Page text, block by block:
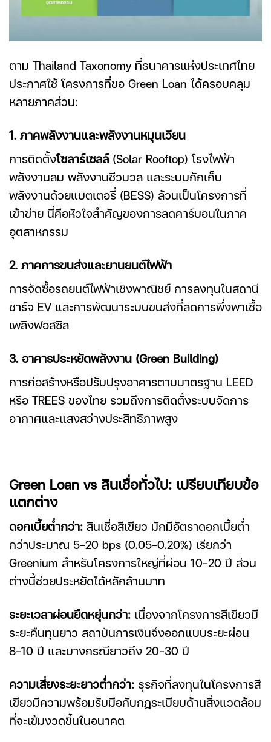
ตาม Thailand Taxonomy ที่ธนาคารแห่งประเทศไทย
ประกาศใช้ โครงการที่ขอ Green Loan ได้ครอบคลุม
หลายภาคส่วน:
1. ภาคพลังงานและพลังงานหมุนเวียน
การติดตั้งโซลาร์เซลล์(Solar Rooftop) โรงไฟฟ้า
พลังงานลม พลังงานชีวมวล และระบบกักเก็บ
พลังงานด้วยแบตเตอรี่ (BESS) ล้วนเป็นโครงการที่
เข้าข่าย นี่คือหัวใจสำคัญของการลดคาร์บอนในภาค
อุตสาหกรรม
2. ภาคการขนส่งและยานยนต์ไฟฟ้า
การจัดซื้อรถยนต์ไฟฟ้าเชิงพาณิชย์ การลงทุนในสถานี
ชาร์จ EV และการพัฒนาระบบขนส่งที่ลดการพึ่งพาเชื้อ
เพลิงฟอสซิล
3. อาคารประหยัดพลังงาน (Green Building)
การก่อสร้างหรือปรับปรุงอาคารตามมาตรฐาน LEED
หรือ TREES ของไทย รวมถึงการติดตั้งระบบจัดการ
อากาศและแสงสว่างประสิทธิภาพสูง
Green Loan vs สินเชื่อทั่วไป: เปรียบเทียบข้อ
แตกต่าง
ดอกเบี้ยต่ำกว่า: สินเชื่อสีเขียว มักมีอัตราดอกเบี้ยต่ำ
กว่าประมาณ 5-20 bps (0.05-0.20%) เรียกว่า
Greenium สำหรับโครงการใหญ่ที่ผ่อน 10-20 ปี ส่วน
ต่างนี้ช่วยประหยัดได้หลักล้านบาท
ระยะเวลาผ่อนยืดหยุ่นกว่า: เนื่องจากโครงการสีเขียวมี
ระยะคืนทุนยาว สถาบันการเงินจึงออกแบบระยะผ่อน
8-10 ปี และบางกรณียาวถึง 20-30 ปี
ความเสี่ยงระยะยาวต่ำกว่า: ธุรกิจที่ลงทุนในโครงการสี
เขียวมีความพร้อมรับมือกับกฎระเบียบด้านสิ่งแวดล้อม
ที่จะเข้มงวดขึ้นในอนาคต